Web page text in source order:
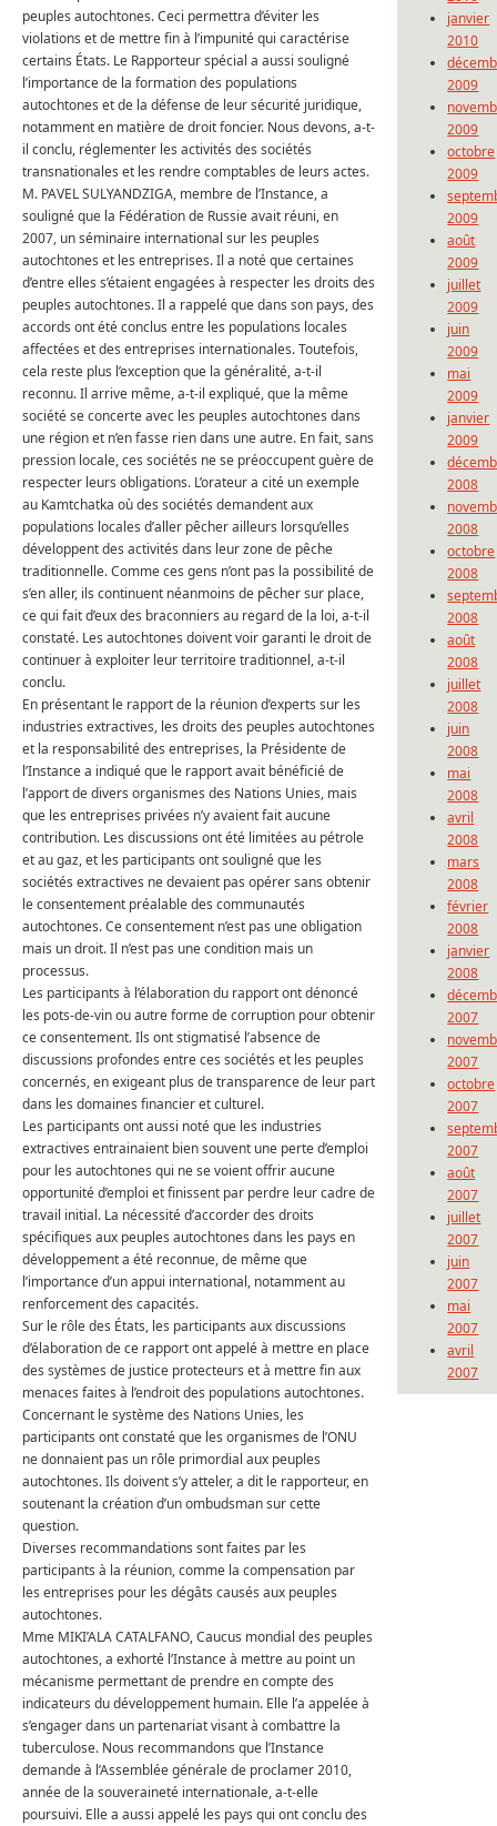
peuples autochtones.Ceci permettra d’éviter les
violations et de mettre fin à l’impunité qui caractérise
certains États. Le Rapporteur spécial a aussi souligné
l’importance de la formation des populations
autochtones et de la défense de leur sécurité juridique,
notamment en matière de droit foncier. Nous devons, a-t-
il conclu, réglementer les activités des sociétés
transnationales et les rendre comptables de leurs actes.
M. PAVEL SULYANDZIGA, membre de l’Instance, a
souligné que la Fédération de Russie avait réuni, en
2007, un séminaire international sur les peuples
autochtones et les entreprises.Il a noté que certaines
d’entre elles s’étaient engagées à respecter les droits des
peuples autochtones.Il a rappelé que dans son pays, des
accords ont été conclus entre les populations locales
affectées et des entreprises internationales.Toutefois,
cela reste plus l’exception que la généralité, a-t-il
reconnu.Il arrive même, a-t-il expliqué, que la même
société se concerte avec les peuples autochtones dans
une région et n’en fasse rien dans une autre. En fait, sans
pression locale, ces sociétés ne se préoccupent guère de
respecter leurs obligations. L’orateur a cité un exemple
au Kamtchatka où des sociétés demandent aux
populations locales d’aller pêcher ailleurs lorsqu’elles
développent des activités dans leur zone de pêche
traditionnelle.Comme ces gens n’ont pas la possibilité de
s’en aller, ils continuent néanmoins de pêcher sur place,
ce qui fait d’eux des braconniers au regard de la loi, a-t-il
constaté. Les autochtones doivent voir garanti le droit de
continuer à exploiter leur territoire traditionnel, a-t-il
conclu.
En présentant le rapport de la réunion d’experts sur les
industries extractives, les droits des peuples autochtones
et la responsabilité des entreprises, la Présidente de
l’Instance a indiqué que le rapport avait bénéficié de
l’apport de divers organismes des Nations Unies, mais
que les entreprises privées n’y avaient fait aucune
contribution. Les discussions ont été limitées au pétrole
et au gaz, et les participants ont souligné que les
sociétés extractives ne devaient pas opérer sans obtenir
le consentement préalable des communautés
autochtones.Ce consentement n’est pas une obligation
mais un droit.Il n’est pas une condition mais un
processus.
Les participants à l’élaboration du rapport ont dénoncé
les pots-de-vin ou autre forme de corruption pour obtenir
ce consentement.Ils ont stigmatisé l’absence de
discussions profondes entre ces sociétés et les peuples
concernés, en exigeant plus de transparence de leur part
dans les domaines financier et culturel.
Les participants ont aussi noté que les industries
extractives entrainaient bien souvent une perte d’emploi
pour les autochtones qui ne se voient offrir aucune
opportunité d’emploi et finissent par perdre leur cadre de
travail initial. La nécessité d’accorder des droits
spécifiques aux peuples autochtones dans les pays en
développement a été reconnue, de même que
l’importance d’un appui international, notamment au
renforcement des capacités.
Sur le rôle des États, les participants aux discussions
d’élaboration de ce rapport ont appelé à mettre en place
des systèmes de justice protecteurs et à mettre fin aux
menaces faites à l’endroit des populations autochtones.
Concernant le système des Nations Unies, les
participants ont constaté que les organismes de l’ONU
ne donnaient pas un rôle primordial aux peuples
autochtones.Ils doivent s’y atteler, a dit le rapporteur, en
soutenant la création d’un ombudsman sur cette
question.
Diverses recommandations sont faites par les
participants à la réunion, comme la compensation par
les entreprises pour les dégâts causés aux peuples
autochtones.
Mme MIKI’ALA CATALFANO, Caucus mondial des peuples
autochtones, a exhorté l’Instance à mettre au point un
mécanisme permettant de prendre en compte des
indicateurs du développement humain. Elle l’a appelée à
s’engager dans un partenariat visant à combattre la
tuberculose. Nous recommandons que l’Instance
demande à l’Assemblée générale de proclamer 2010,
année de la souveraineté internationale, a-t-elle
poursuivi. Elle a aussi appelé les pays qui ont conclu des
janvier
2010
2009
2009
octobre
2009
2009
août
2009
juillet
2009
juin
2009
mai
2009
janvier
2009
2008
2008
octobre
2008
2008
août
2008
juillet
2008
juin
2008
mai
2008
avril
2008
mars
2008
février
2008
janvier
2008
2007
2007
octobre
2007
2007
août
2007
juillet
2007
juin
2007
mai
2007
avril
2007